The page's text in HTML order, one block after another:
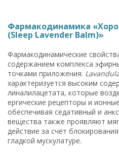
Фармакодинамика
(Sleep Lavender Balm)»
Фармакодинамические
содержанием комплекса
точками приложения.
характеризуется высоким
линалилацетата, которые
ергические рецепторы и
обеспечивая седативный и
вещества также проявляют
действие за счёт
гладкой мускулатуре.